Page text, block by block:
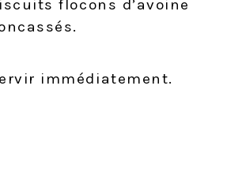
flocons d’avoine
immédiatement.